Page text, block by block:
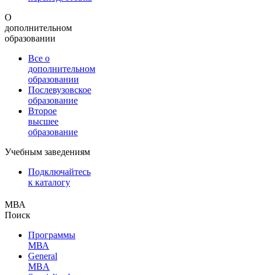
О
дополнительном
образовании
Все о
дополнительном
образовании
Послевузовское
образование
Второе
высшее
образование
Учебным заведениям
Подключайтесь
к каталогу
МВА
Поиск
Программы
МВА
General
MBA